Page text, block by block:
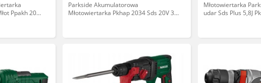
Ppakh 20V
Parkside Akumulatorowa
Młotowiertarka Pkhap 2034 Sds 20V 3J
Młotowiertarka
udar Sds Plus 5,8J